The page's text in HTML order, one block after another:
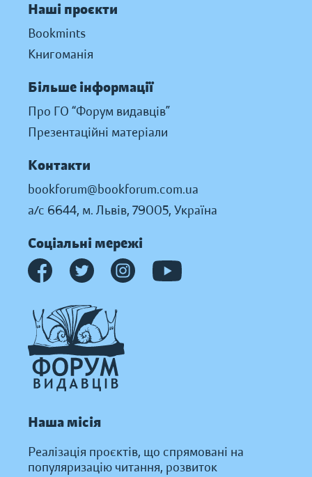
Наші проєкти
Bookmints
Книгоманія
Більше інформації
Про ГО “Форум видавців”
Презентаційні матеріали
Контакти
bookforum@bookforum.com.ua
а/с 6644, м. Львів, 79005, Україна
Соціальні мережі
Наша місія
Реалізація проєктів, що спрямовані на
популяризацію читання, розвиток